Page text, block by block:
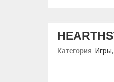
Категория: Игры,